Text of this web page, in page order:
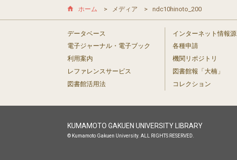
ホーム メディア ndc10hinoto_200
データベース
電子ジャーナル・電子ブック
利用案内
レファレンスサービス
図書館活用法
インターネット情報源
各種申請
機関リポジトリ
図書館報「大楠」
コレクション
KUMAMOTO GAKUEN UNIVERSITY LIBRARY
© Kumamoto Gakuen University. ALL RIGHTS RESERVED.